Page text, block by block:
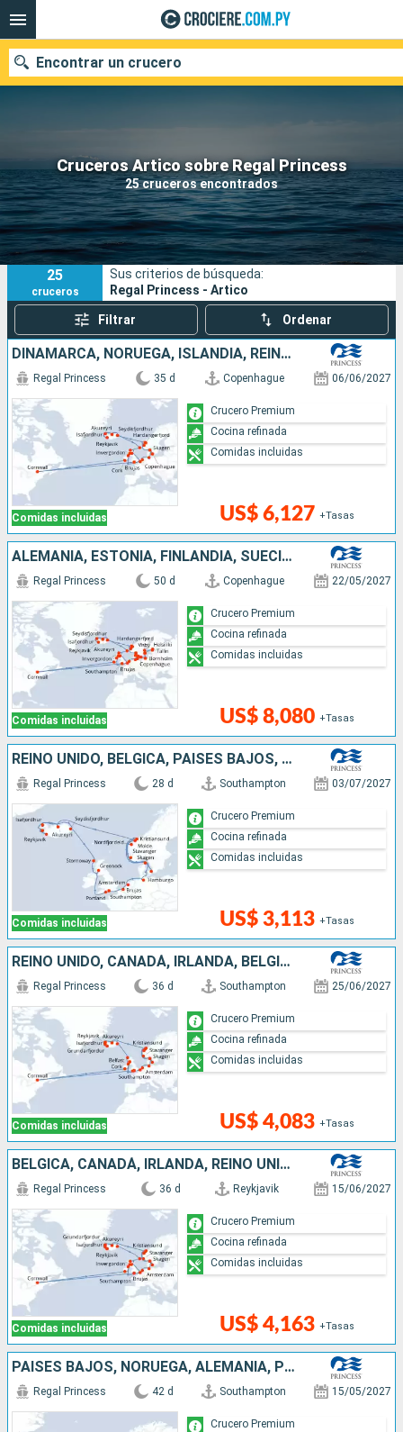
Cruceros Artico sobre Regal Princess
25 cruceros encontrados
Encontrar un crucero
Nuestros destinos
Fecha de salida
Puertos Compañías
Buscar
25
cruceros
Sus criterios de búsqueda:
Regal Princess - Artico
Filtrar Ordenar
DINAMARCA, NORUEGA, ISLANDIA, REINO UNIDO, BÉLGICA, CANADÁ, IRLANDA, PAISES BAJOS, ALEMANIA
Comidas incluidas
Regal Princess 35 d Copenhague 06/06/2027
US$ 6,127 +Tasas
Crucero Premium
Cocina refinada
Comidas incluidas
ALEMANIA, ESTONIA, FINLANDIA, SUECIA, POLONIA, DINAMARCA, NORUEGA, ISLANDIA, REINO UNIDO, CANADÁ, IRLANDA, BÉLGICA, PAISES BAJOS
Comidas incluidas
Regal Princess 50 d Copenhague 22/05/2027
US$ 8,080 +Tasas
Crucero Premium
Cocina refinada
Comidas incluidas
REINO UNIDO, BÉLGICA, PAISES BAJOS, ALEMANIA, DINAMARCA, NORUEGA, ISLANDIA
Comidas incluidas
Regal Princess 28 d Southampton 03/07/2027
US$ 3,113 +Tasas
Crucero Premium
Cocina refinada
Comidas incluidas
REINO UNIDO, CANADÁ, IRLANDA, BÉLGICA, PAISES BAJOS, ALEMANIA, DINAMARCA, NORUEGA, ISLANDIA
Comidas incluidas
Regal Princess 36 d Southampton 25/06/2027
US$ 4,083 +Tasas
Crucero Premium
Cocina refinada
Comidas incluidas
BÉLGICA, CANADÁ, IRLANDA, REINO UNIDO, PAISES BAJOS, ALEMANIA, DINAMARCA, NORUEGA, ISLANDIA
Comidas incluidas
Regal Princess 36 d Reykjavik 15/06/2027
US$ 4,163 +Tasas
Crucero Premium
Cocina refinada
Comidas incluidas
PAISES BAJOS, NORUEGA, ALEMANIA, POLONIA, FINLANDIA, ESTONIA, SUECIA, DINAMARCA, ISLANDIA, REINO UNIDO, BÉLGICA
Regal Princess 42 d Southampton 15/05/2027
Crucero Premium